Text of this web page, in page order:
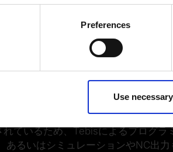
about your geographical location
device by actively scanning it for
how your personal data is processed
Disclaimer of liability
Preferences
Use
め、適切な位置を簡単
れているため、Tebisによるプログラ
るいはシミュレーションやNC出力